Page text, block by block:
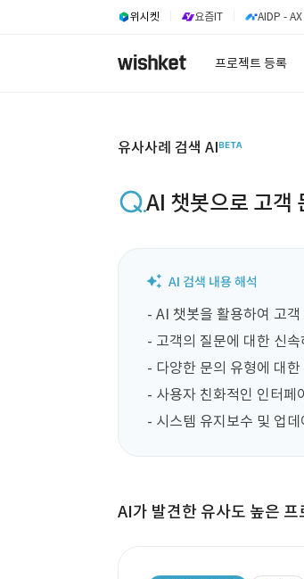
위시켓 요즘IT AIDP - AX
프로젝트 등록
유사사례 검색 AI
AI 챗봇으로 고객
- AI 챗봇을 활용하여 고
- 고객의 질문에 대한 신
- 다양한 문의 유형에 대
- 사용자 친화적인 인터페
- 시스템 유지보수 및 업
AI가 발견한 유사도 높은